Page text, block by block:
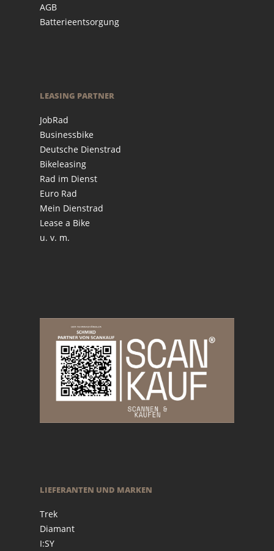
AGB
Batterieentsorgung
LEASING PARTNER
JobRad
Businessbike
Deutsche Dienstrad
Bikeleasing
Rad im Dienst
Euro Rad
Mein Dienstrad
Lease a Bike
u. v. m.
LIEFERANTEN UND MARKEN
Trek
Diamant
I:SY